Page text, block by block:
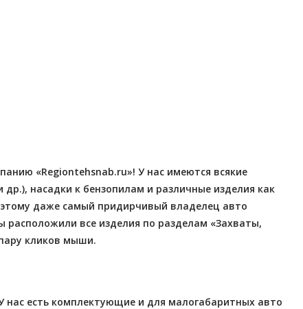
«Regiontehsnab.ru»! У нас имеются всякие
насадки к бензопилам и различные изделия как
даже самый придирчивый владелец авто
все изделия по разделам «Захваты,
кликов мыши.
есть комплектующие и для малогабаритных авто